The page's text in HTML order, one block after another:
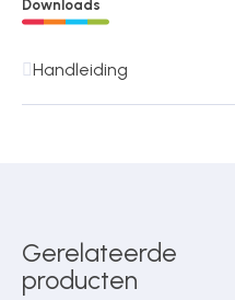
Downloads
Handleiding
Gerelateerde
producten